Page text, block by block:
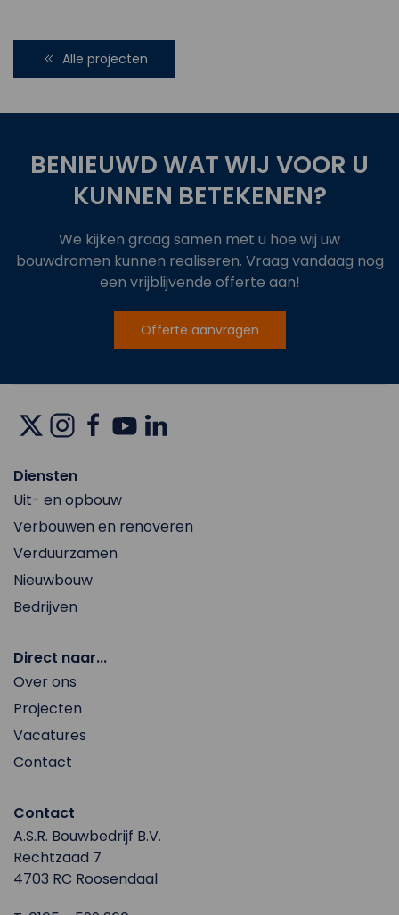
Alle projecten
BENIEUWD WAT WIJ VOOR U
KUNNEN BETEKENEN?
We kijken graag samen met u hoe wij uw
bouwdromen kunnen realiseren. Vraag vandaag nog
een vrijblijvende offerte aan!
Offerte aanvragen
Diensten
Uit- en opbouw
Verbouwen en renoveren
Verduurzamen
Nieuwbouw
Bedrijven
Direct naar...
Over ons
Projecten
Vacatures
Contact
Contact
A.S.R. Bouwbedrijf B.V.
Rechtzaad 7
4703 RC Roosendaal